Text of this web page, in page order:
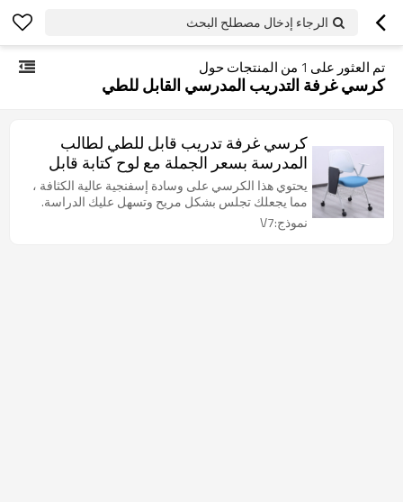
الرجاء إدخال مصطلح البحث
تم العثور على 1 من المنتجات حول
كرسي غرفة التدريب المدرسي القابل للطي
كرسي غرفة تدريب قابل للطي لطالب
المدرسة بسعر الجملة مع لوح كتابة قابل
للضبط في الفصل الدراسي قابل للتكديس
مع عجلات
يحتوي هذا الكرسي على وسادة إسفنجية عالية الكثافة ،
مما يجعلك تجلس بشكل مريح وتسهل عليك الدراسة.
نموذج:V7